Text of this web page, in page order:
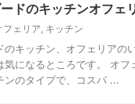
ドのキッチンオフェ
フェリア, キッチン
のキッチン、オフェリアの
気になるところです。 オ
ンのタイプで、コスパ ...